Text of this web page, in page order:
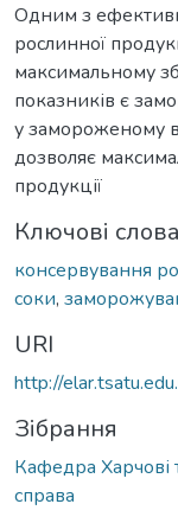
Одним з
рослинної
максимальному
показників є
у замороженому
дозволяє
продукції
Ключові слова
консервування
соки,
URI
http://
Зібрання
Кафедра Харчові
справа